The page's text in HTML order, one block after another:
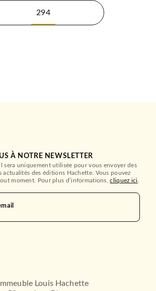
294
À NOTRE NEWSLETTER
sera uniquement utilisée pour vous envoyer des
actualités des éditions Hachette. Vous pouvez
moment. Pour plus d’informations,cliquez ici.
Immeuble Louis Hachette